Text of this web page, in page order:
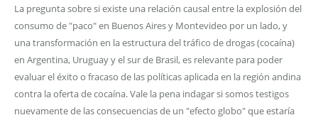
La pregunta sobre si existe una relación causal entre la explosión del
consumo de "paco" en Buenos Aires y Montevideo por un lado, y
una transformación en la estructura del tráfico de drogas (cocaína)
en Argentina, Uruguay y el sur de Brasil, es relevante para poder
evaluar el éxito o fracaso de las políticas aplicada en la región andina
contra la oferta de cocaína. Vale la pena indagar si somos testigos
nuevamente de las consecuencias de un "efecto globo" que estaría